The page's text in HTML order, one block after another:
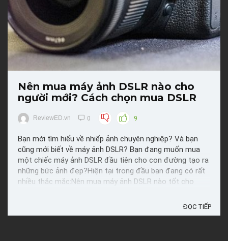
Nên mua máy ảnh DSLR nào cho
người mới? Cách chọn mua DSLR
ReviewED.vn 0 9
Bạn mới tìm hiểu về nhiếp ảnh chuyên nghiệp? Và bạn
cũng mới biết về máy ảnh DSLR? Bạn đang muốn mua
một chiếc máy ảnh DSLR đầu tiên cho con đường tạo ra
những bức ảnh đẹp?Hiện tại trong đầu bạn đang có rất
nhiều thắc mắc:Nên mua máy ảnh DSLR nào tốt cho
ĐỌC TIẾP